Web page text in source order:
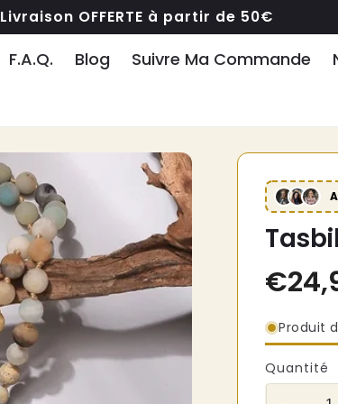
Livraison OFFERTE à partir de 50€
F.A.Q. Blog Suivre Ma Commande
Produit
Quantité